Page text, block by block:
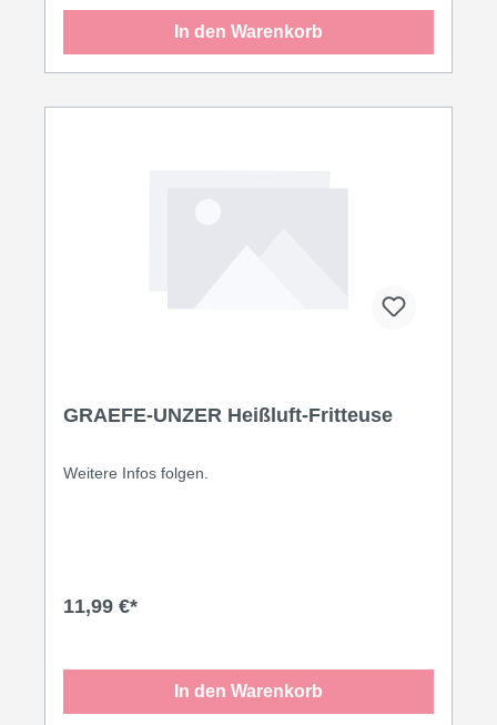
In den Warenkorb
GRAEFE-UNZER Heißluft-Fritteuse
Weitere Infos folgen.
11,99 €*
In den Warenkorb